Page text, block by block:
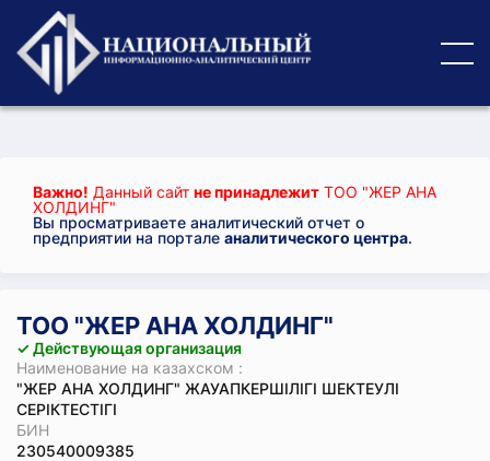
Важно! Данный сайт не принадлежит ТОО "ЖЕР АНА
ХОЛДИНГ"
Вы просматриваете аналитический отчет о
предприятии на портале аналитического центра.
ТОО "ЖЕР АНА ХОЛДИНГ"
✓ Действующая организация
Наименование на казахском :
"ЖЕР АНА ХОЛДИНГ" ЖАУАПКЕРШІЛІГІ ШЕКТЕУЛІ
СЕРІКТЕСТІГІ
БИН
230540009385